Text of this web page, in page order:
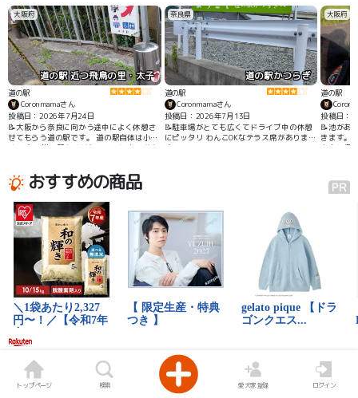
大阪府
道の駅 近つ飛鳥の里・太子
道の駅
Coronmamaさん
投稿日：2026年7月24日
📝大阪から奈良に向かう途中によく休憩さ
せてもらう道の駅です。 道の駅自体は小さ
めです。 道の駅をぬけたところに少し遊歩
奈良県
道の駅かつらぎ
道の駅
Coronmamaさん
投稿日：2026年7月13日
📝駐車場がとても広くてドライブ中の休憩
にピッタリ わんこOKなテラス席がありま
す。
大阪府
道の駅
投稿日：
📝池があ
きます。
夕方に行
おすすめの商品
トップページ 検索 愛犬家登録 ログイン